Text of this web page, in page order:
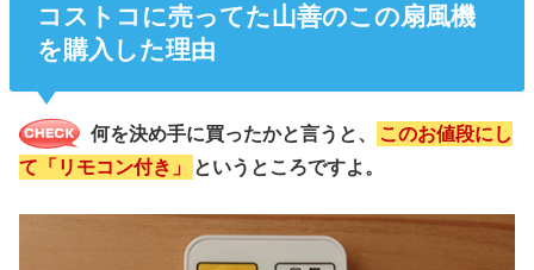
コストコに売ってた山善のこの扇風機
を購入した理由
何を決め手に買ったかと言うと、
このお値段にし
て「リモコン付き」
というところですよ。